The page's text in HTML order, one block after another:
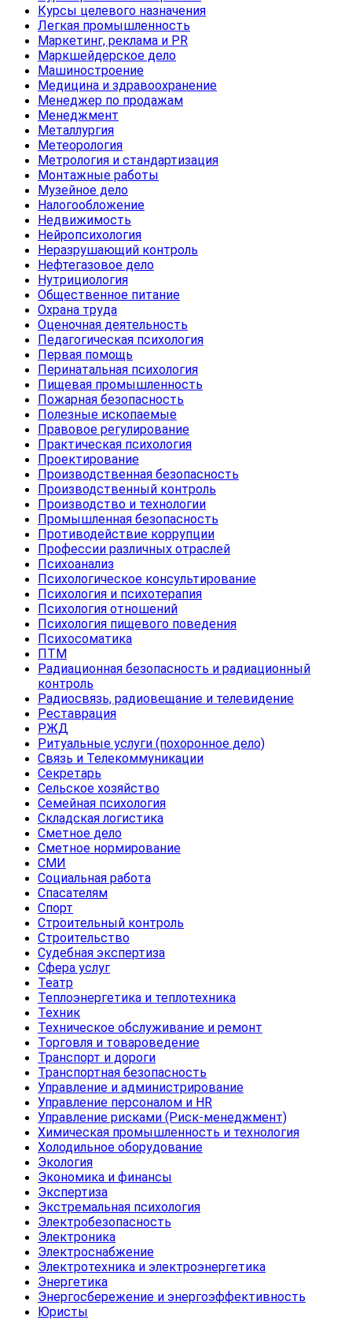
Курсы целевого назначения
Легкая промышленность
Маркетинг, реклама и PR
Маркшейдерское дело
Машиностроение
Медицина и здравоохранение
Менеджер по продажам
Менеджмент
Металлургия
Метеорология
Метрология и стандартизация
Монтажные работы
Музейное дело
Налогообложение
Недвижимость
Нейропсихология
Неразрушающий контроль
Нефтегазовое дело
Нутрициология
Общественное питание
Охрана труда
Оценочная деятельность
Педагогическая психология
Первая помощь
Перинатальная психология
Пищевая промышленность
Пожарная безопасность
Полезные ископаемые
Правовое регулирование
Практическая психология
Проектирование
Производственная безопасность
Производственный контроль
Производство и технологии
Промышленная безопасность
Противодействие коррупции
Профессии различных отраслей
Психоанализ
Психологическое консультирование
Психология и психотерапия
Психология отношений
Психология пищевого поведения
Психосоматика
ПТМ
Радиационная безопасность и радиационный
контроль
Радиосвязь, радиовещание и телевидение
Реставрация
РЖД
Ритуальные услуги (похоронное дело)
Связь и Телекоммуникации
Секретарь
Сельское хозяйство
Семейная психология
Складская логистика
Сметное дело
Сметное нормирование
СМИ
Социальная работа
Спасателям
Спорт
Строительный контроль
Строительство
Судебная экспертиза
Сфера услуг
Театр
Теплоэнергетика и теплотехника
Техник
Техническое обслуживание и ремонт
Торговля и товароведение
Транспорт и дороги
Транспортная безопасность
Управление и администрирование
Управление персоналом и HR
Управление рисками (Риск-менеджмент)
Химическая промышленность и технология
Холодильное оборудование
Экология
Экономика и финансы
Экспертиза
Экстремальная психология
Электробезопасность
Электроника
Электроснабжение
Электротехника и электроэнергетика
Энергетика
Энергосбережение и энергоэффективность
Юристы